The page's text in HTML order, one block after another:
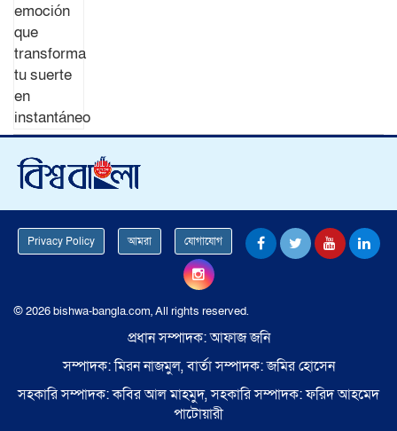
Privacy Policy আমরা যোগাযোগ
© 2026 bishwa-bangla.com, All rights reserved.
প্রধান সম্পাদক: আফাজ জনি
সম্পাদক: মিরন নাজমুল, বার্তা সম্পাদক: জমির হোসেন
সহকারি সম্পাদক: কবির আল মাহমুদ, সহকারি সম্পাদক: ফরিদ আহমেদ
পাটোয়ারী